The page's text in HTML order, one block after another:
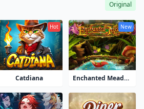
Original
Catdiana
Hot
Enchanted Meadow
New